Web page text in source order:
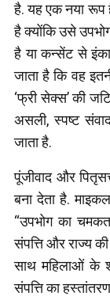
है. यह एक नया रूप
है क्योंकि उसे
है या कन्सेंट से
जाता है कि वह
‘फ्री सेक्स’ की
असली, स्पष्ट
जाता है.
पूंजीवाद और
बना देता है.
“उपभोग का
संपत्ति और राज्य
साथ महिलाओं के
संपत्ति का